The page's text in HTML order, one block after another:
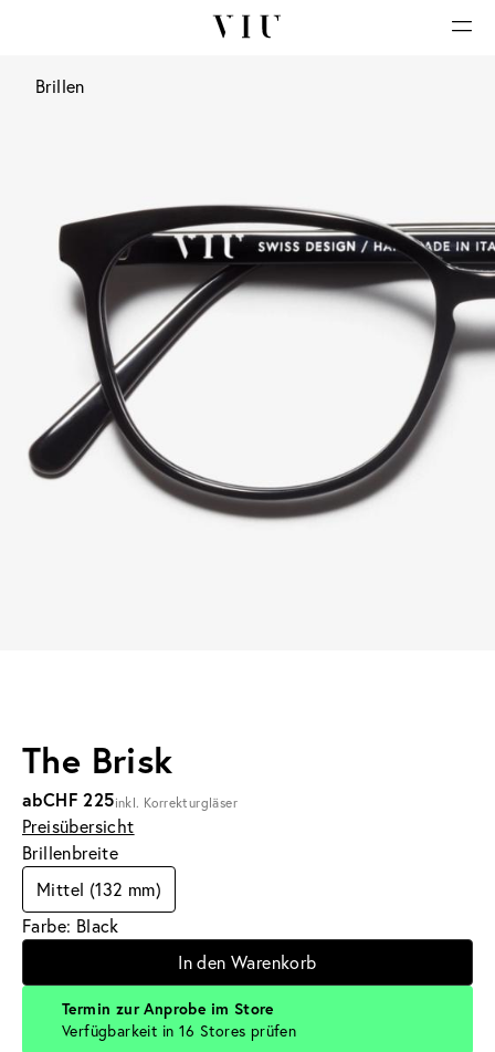
Brillen
The Brisk
abCHF 225inkl. Korrekturgläser
Preisübersicht
Brillenbreite
Mittel (132 mm)
Farbe: Black
In den Warenkorb
Termin zur Anprobe im Store
Verfügbarkeit in 16 Stores prüfen